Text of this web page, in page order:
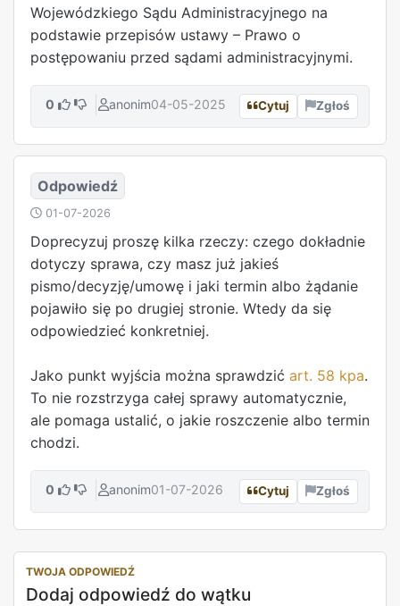
Wojewódzkiego Sądu Administracyjnego na
podstawie przepisów ustawy – Prawo o
postępowaniu przed sądami administracyjnymi.
0 anonim04-05-2025 Cytuj Zgłoś
Odpowiedź
01-07-2026
Doprecyzuj proszę kilka rzeczy: czego dokładnie
dotyczy sprawa, czy masz już jakieś
pismo/decyzję/umowę i jaki termin albo żądanie
pojawiło się po drugiej stronie. Wtedy da się
odpowiedzieć konkretniej.
Jako punkt wyjścia można sprawdzić art. 58 kpa.
To nie rozstrzyga całej sprawy automatycznie,
ale pomaga ustalić, o jakie roszczenie albo termin
chodzi.
0 anonim01-07-2026 Cytuj Zgłoś
TWOJA ODPOWIEDŹ
Dodaj odpowiedź do wątku